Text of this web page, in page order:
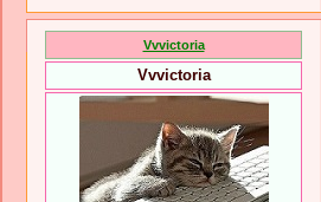
Vvvictoria
Vvvictoria